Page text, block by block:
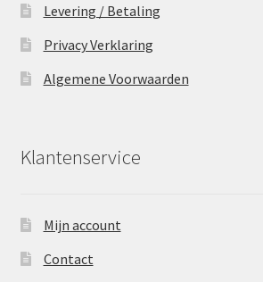
Levering / Betaling
Privacy Verklaring
Algemene Voorwaarden
Klantenservice
Mijn account
Contact